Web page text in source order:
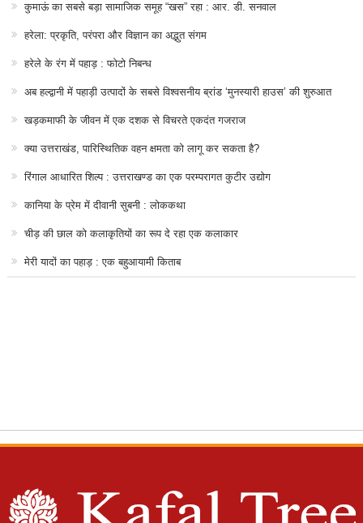
कुमाऊं का सबसे बड़ा सामाजिक समूह “खस” रहा : आर. डी. सनवाल
हरेला: प्रकृति, परंपरा और विज्ञान का अद्भुत संगम
हरेले के रंग में पहाड़ : फोटो निबन्ध
अब हल्द्वानी में पहाड़ी उत्पादों के सबसे विश्वसनीय ब्रांड ‘मुनस्यारी हाउस’ की शुरुआत
खड़कमाफी के जीवन में एक दशक से विचरते एकदंत गजराज
क्या उत्तराखंड, पारिस्थितिक वहन क्षमता को लागू कर सकता है?
रिंगाल आधारित शिल्प : उत्तराखण्ड का एक परम्परागत कुटीर उद्योग
कानिया के प्रेम में दीवानी सुबनी : लोककथा
चीड़ की छाल को कलाकृतियों का रूप दे रहा एक कलाकार
मेरी यादों का पहाड़ : एक बहुआयामी किताब